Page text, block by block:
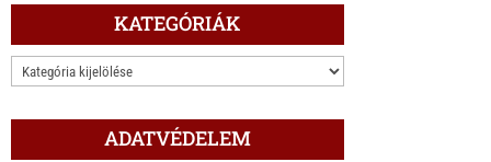
KATEGÓRIÁK
KATEGÓRIÁK
ADATVÉDELEM